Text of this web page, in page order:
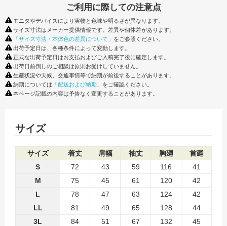
ご利用に際しての注意点
モニタやデバイスにより実物と色味や明るさが異なります。
サイズ寸法はメーカー提供情報です。差異や個体差があります。
「サイズ寸法・本体色の差異について」 をご参照ください。
出荷予定日は、各種条件によって変動します。
正式な出荷予定日はお支払およびご入稿完了後に確定します。
出荷日前倒しのご相談は原則お受けしていません。
生産状況や天候、交通事情等で納期が前後することがあります。
納期については 「配送および納期」 をご確認ください。
本ページ記載の内容は予告なく変更することがあります。
サイズ
サイズ 着丈 肩幅 袖丈 胸廻
首廻
S
72 43 59 116
41
M
75 45 61 120
42
L
78 47 63 124
42
LL
81 49 65 128
44
3L
84 51 67 132
45